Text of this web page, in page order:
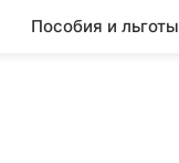
Пособия и льготы